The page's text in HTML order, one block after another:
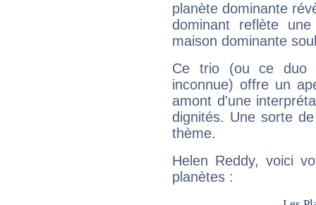
planète dominante
dominant reflète
maison dominante
Ce trio (ou ce duo
inconnue) offre un
amont d'une
dignités. Une sorte
thème.
Helen Reddy, voici
planètes :